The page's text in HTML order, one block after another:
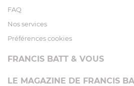
FAQ
Nos services
Préférences cookies
FRANCIS BATT & VOUS
LE MAGAZINE DE FRANCIS